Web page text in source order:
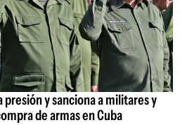
presión y sanciona a militares y
de armas en Cuba